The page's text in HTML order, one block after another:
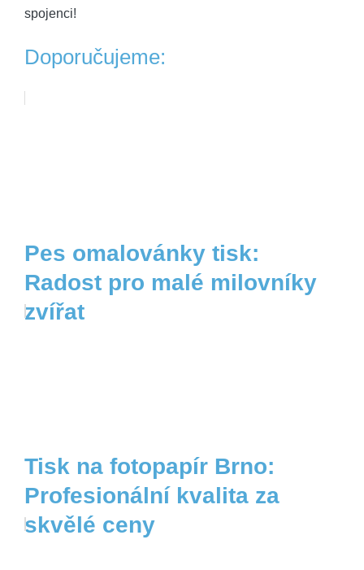
spojenci!
Doporučujeme:
Pes omalovánky tisk:
Radost pro malé milovníky
zvířat
Tisk na fotopapír Brno:
Profesionální kvalita za
skvělé ceny